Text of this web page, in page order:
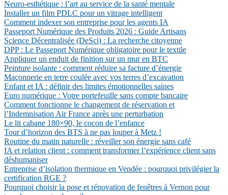
Neuro-esthétique : l’art au service de la santé mentale
Installer un film PDLC pour un vitrage intelligent
Comment indexer son entreprise pour les agents IA
Passeport Numérique des Produits 2026 : Guide Artisans
Science Décentralisée (DeSci) : La recherche citoyenne
DPP : Le Passeport Numérique obligatoire pour le textile
Appliquer un enduit de finition sur un mur en BTC
Peinture isolante : comment réduire sa facture d’énergie
Maçonnerie en terre coulée avec vos terres d’excavation
Enfant et IA : définir des limites émotionnelles saines
Euro numérique : Votre portefeuille sans compte bancaire
Comment fonctionne le changement de réservation et
l’Indemnisation Air France après une perturbation
Le lit cabane 180×90, le cocon de l’enfance
Tour d’horizon des BTS à ne pas louper à Metz !
Routine du matin naturelle : réveiller son énergie sans café
IA et relation client : comment transformer l’expérience client sans
déshumaniser
Entreprise d’isolation thermique en Vendée : pourquoi privilégier la
certification RGE ?
Pourquoi choisir la pose et rénovation de fenêtres à Vernon pour